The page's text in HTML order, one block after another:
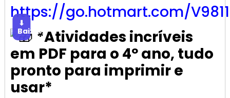
https://go.hotmart.com/
⬇
Baixar*Atividades incríveis
em PDF para o 4º ano, tudo
pronto para imprimir e
usar*